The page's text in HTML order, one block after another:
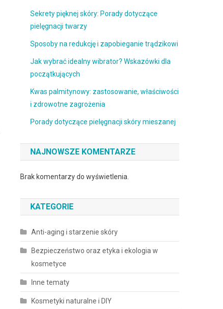
Sekrety pięknej skóry: Porady dotyczące
pielęgnacji twarzy
Sposoby na redukcję i zapobieganie trądzikowi
Jak wybrać idealny wibrator? Wskazówki dla
początkujących
Kwas palmitynowy: zastosowanie, właściwości
i zdrowotne zagrożenia
Porady dotyczące pielęgnacji skóry mieszanej
NAJNOWSZE KOMENTARZE
Brak komentarzy do wyświetlenia.
KATEGORIE
Anti-aging i starzenie skóry
Bezpieczeństwo oraz etyka i ekologia w
kosmetyce
Inne tematy
Kosmetyki naturalne i DIY